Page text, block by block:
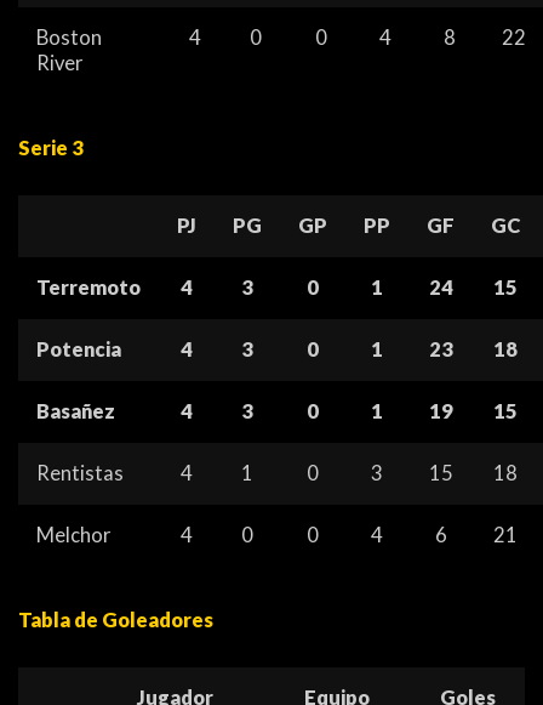
Boston
River
4 0 0 4 8 22
Serie 3
PJ PG GP PP GF GC
Terremoto 4 3 0 1 24 15
Potencia 4 3 0 1 23 18
Basañez 4 3 0 1 19 15
Rentistas 4 1 0 3 15 18
Melchor 4 0 0 4 6 21
Tabla de Goleadores
Jugador Equipo Goles